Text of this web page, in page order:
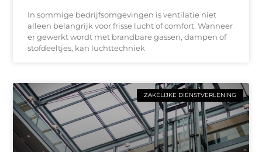
In sommige bedrijfsomgevingen is ventilatie niet
alleen belangrijk voor frisse lucht of comfort. Wanneer
er gewerkt wordt met brandbare gassen, dampen of
stofdeeltjes, kan luchttechniek
ZAKELIJKE DIENSTVERLENING